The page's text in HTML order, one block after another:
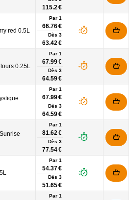
115.2 €
red 0.5L
Par 1
66.76 €
Dès 3
63.42 €
0.25L
Par 1
67.99 €
Dès 3
64.59 €
Par 1
67.99 €
Dès 3
64.59 €
Par 1
81.62 €
Dès 3
77.54 €
Par 1
54.37 €
Dès 3
51.65 €
Par 1